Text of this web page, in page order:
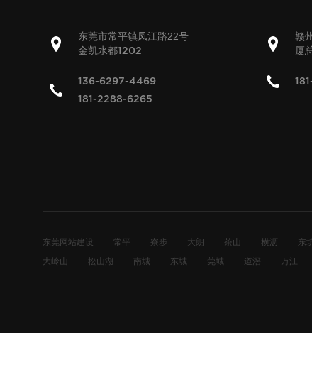
东莞市常平镇凤江路22号
金凯水都1202
136-6297-4469
181-2288-6265
赣
厦
东莞网站建设 常平 寮步 大朗 茶山 横沥 东坑
大岭山 松山湖 南城 东城 莞城 道滘 万江